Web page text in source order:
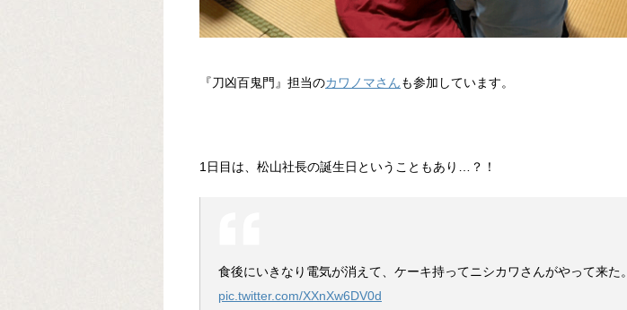
『刀凶百鬼門』担当のカワノマさんも参加しています。
1日目は、松山社長の誕生日ということもあり…？！
食後にいきなり電気が消えて、ケーキ持ってニシカワさんがやって来た。
pic.twitter.com/XXnXw6DV0d